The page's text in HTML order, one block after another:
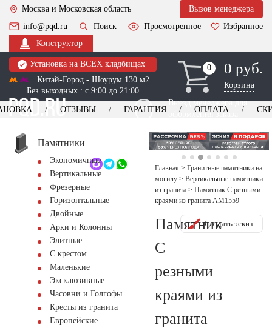
Москва и Московская область
Вызов менеджера
info@pqd.ru
Поиск Просмотренное
Избранное
Конструктор
Установка на ВСЕХ кладбищах
Китай-Город - Шоурум 130 м2
Без выходных : с 9:00 до 21:00
0
0 0 руб.
Корзина
Выезд менеджера для
оформления заказа
+7 (495) 518-44-23
Обратный звонок
ОТЗЫВЫ ГАРАНТИЯ ОПЛАТА
Памятники
Экономичные
Вертикальные
Фрезерные
Горизонтальные
Двойные
Арки и Колонны
Элитные
С крестом
Маленькие
Эксклюзивные
Часовни и Голгофы
Кресты из гранита
Европейские
Главная > Гранитные памятники на
могилу > Вертикальные памятники
из гранита > Памятник С резными
краями из гранита AM1559
Памятник
С
резными
краями из
гранита
Создать эскиз